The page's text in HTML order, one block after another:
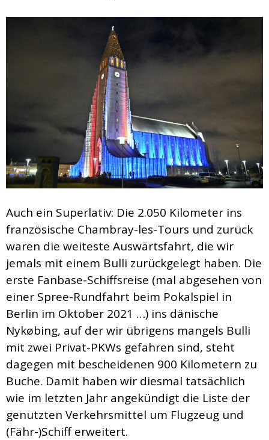
Auch ein Superlativ: Die 2.050 Kilometer ins
französische Chambray-les-Tours und zurück
waren die weiteste Auswärtsfahrt, die wir
jemals mit einem Bulli zurückgelegt haben. Die
erste Fanbase-Schiffsreise (mal abgesehen von
einer Spree-Rundfahrt beim Pokalspiel in
Berlin im Oktober 2021 …) ins dänische
Nykøbing, auf der wir übrigens mangels Bulli
mit zwei Privat-PKWs gefahren sind, steht
dagegen mit bescheidenen 900 Kilometern zu
Buche. Damit haben wir diesmal tatsächlich
wie im letzten Jahr angekündigt die Liste der
genutzten Verkehrsmittel um Flugzeug und
(Fähr-)Schiff erweitert.